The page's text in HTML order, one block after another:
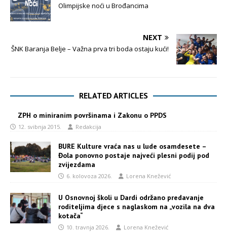
Olimpijske noći u Brođancima
NEXT
ŠNK Baranja Belje – Važna prva tri boda ostaju kući!
RELATED ARTICLES
ZPH o miniranim površinama i Zakonu o PPDS
12. svibnja 2015. Redakcija
BURE Kulture vraća nas u lude osamdesete –
Đola ponovno postaje najveći plesni podij pod
zvijezdama
6. kolovoza 2026. Lorena Knežević
U Osnovnoj školi u Dardi održano predavanje
roditeljima djece s naglaskom na „vozila na dva
kotača“
10. travnja 2026. Lorena Knežević